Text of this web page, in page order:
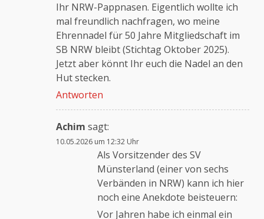
Ihr NRW-Pappnasen. Eigentlich wollte ich
mal freundlich nachfragen, wo meine
Ehrennadel für 50 Jahre Mitgliedschaft im
SB NRW bleibt (Stichtag Oktober 2025).
Jetzt aber könnt Ihr euch die Nadel an den
Hut stecken.
Antworten
Achim sagt:
10.05.2026 um 12:32 Uhr
Als Vorsitzender des SV
Münsterland (einer von sechs
Verbänden in NRW) kann ich hier
noch eine Anekdote beisteuern:
Vor Jahren habe ich einmal ein